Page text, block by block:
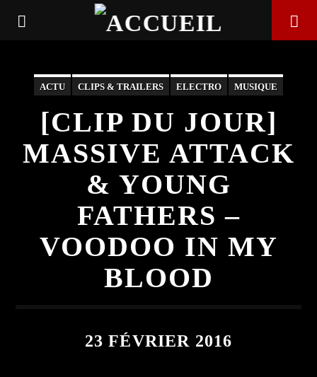
EN CE MOMENT
ACTU CLIPS & TRAILERS ELECTRO MUSIQUE
[CLIP DU JOUR]
MASSIVE ATTACK
& YOUNG
FATHERS –
VOODOO IN MY
BLOOD
23 FÉVRIER 2016